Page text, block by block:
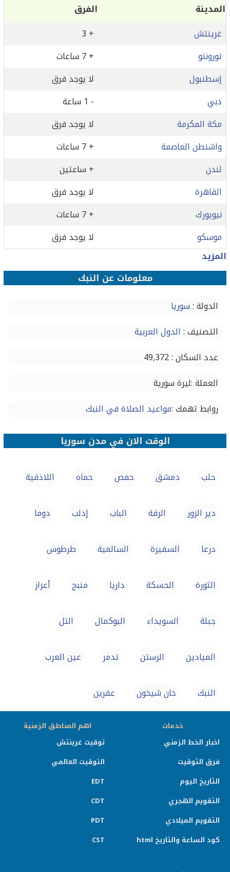
المدينة
الفرق
غرينتش
+ 3
تورونتو
+ 7 ساعات
إسطنبول
لا يوجد فرق
دبي
- 1 ساعة
مكة المكرمة
لا يوجد فرق
واشنطن العاصمة
+ 7 ساعات
لندن
+ ساعتين
القاهرة
لا يوجد فرق
نيويورك
+ 7 ساعات
موسكو
لا يوجد فرق
المزيد
معلومات عن النبك
الدولة :سوريا
التصنيف : الدول العربية
عدد السكان : 49,372
العملة :ليرة سورية
روابط تهمك :مواعيد الصلاة في النبك
الوقت الان في مدن سوريا
حلب دمشق حمص حماه اللاذقية
دير الزور الرقة الباب إدلب دوما
درعا السفيرة السالمية طرطوس
الثورة الحسكة داريا منبج أعزاز
جبلة السويداء البوكمال التل
الميادين الرستن تدمر عين العرب
النبك خان شيخون عفرين
خدمات
اخبار الخط الزمني
فرق التوقيت
التاريخ اليوم
التقويم الهجري
التقويم الميلادي
كود الساعة والتاريخ html
اهم المناطق الزمنية
توقيت غرينتش
التوقيت العالمي
EDT
CDT
PDT
CST